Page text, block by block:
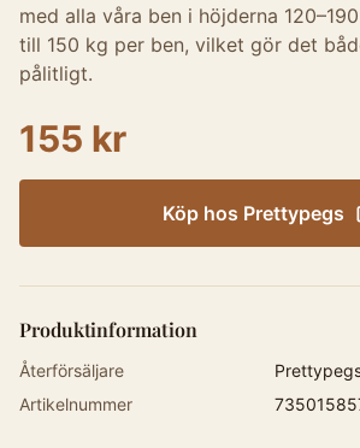
med alla våra ben i höjderna
till 150 kg per ben, vilket gör det
pålitligt.
155 kr
Köp hos Prettypegs
Produktinformation
Återförsäljare
Artikelnummer